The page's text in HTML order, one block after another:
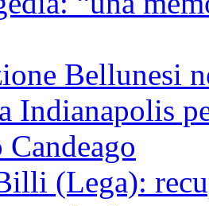
Bellunesi
Indianapolis
(Lega):